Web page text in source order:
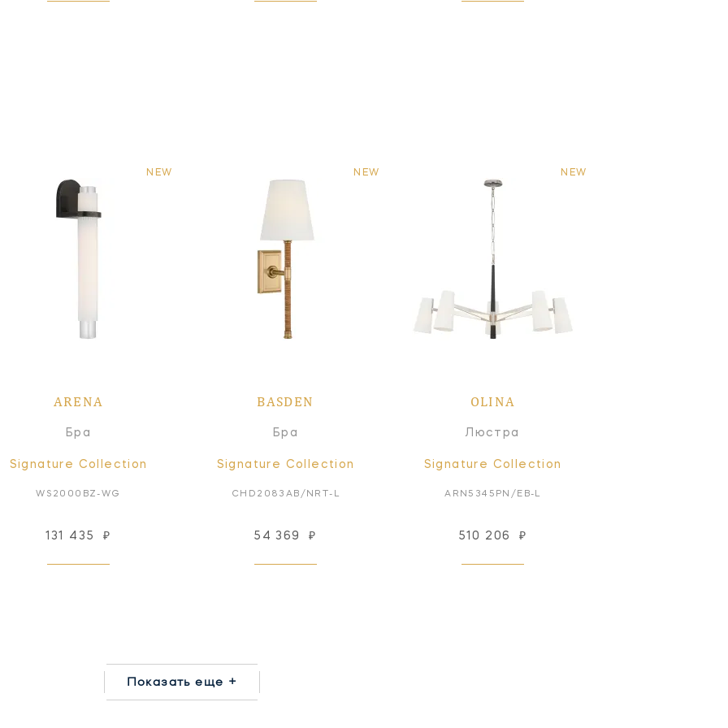
NEW
ARENA
Бра
Signature Collection
WS2000BZ-WG
131 435 ₽
NEW
BASDEN
Бра
Signature Collection
CHD2083AB/NRT-L
54 369 ₽
NEW
OLINA
Люстра
Signature Collection
ARN5345PN/EB-L
510 206 ₽
Показать еще +